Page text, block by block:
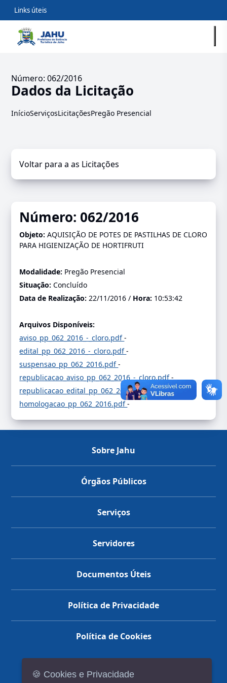
Links úteis
Número: 062/2016
Dados da Licitação
InícioServiçosLicitaçõesPregão Presencial
Voltar para a as Licitações
Número: 062/2016
Objeto:AQUISIÇÃO DE POTES DE PASTILHAS DE CLORO
PARA HIGIENIZAÇÃO DE HORTIFRUTI
Modalidade: Pregão Presencial
Situação:Concluído
Data de Realização:22/11/2016 / Hora: 10:53:42
Arquivos Disponíveis:
aviso_pp_062_2016_-_cloro.pdf-
edital_pp_062_2016_-_cloro.pdf-
suspensao_pp_062_2016.pdf-
republicacao_aviso_pp_062_2016_-_cloro.pdf-
republicacao_edital_pp_062_2016.pdf -
homologacao_pp_062_2016.pdf-
Sobre Jahu
Órgãos Públicos
Serviços
Servidores
Documentos Úteis
Política de Privacidade
Política de Cookies
🍪 Cookies e Privacidade